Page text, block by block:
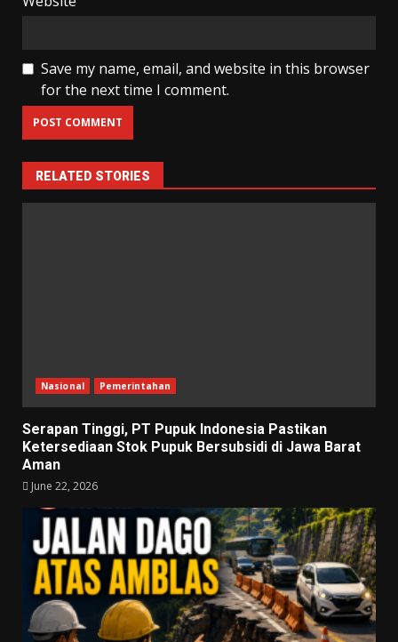
Save my name, email, and website in this browser
for the next time I comment.
RELATED STORIES
Nasional Pemerintahan
Serapan Tinggi, PT Pupuk Indonesia Pastikan
Ketersediaan Stok Pupuk Bersubsidi di Jawa Barat
Aman
June 22, 2026